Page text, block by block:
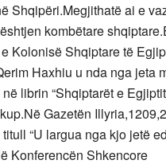
Shqipëri.Megjithatë ai e
kombëtare
Kolonisë Shqiptare të
Haxhiu u nda nga jeta
librin “Shqiptarët e
Gazetën
“U largua nga kjo jetë
Konferencën Shkencore